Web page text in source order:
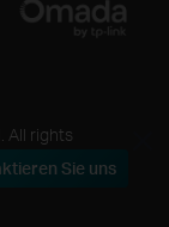
All rights
Sie uns